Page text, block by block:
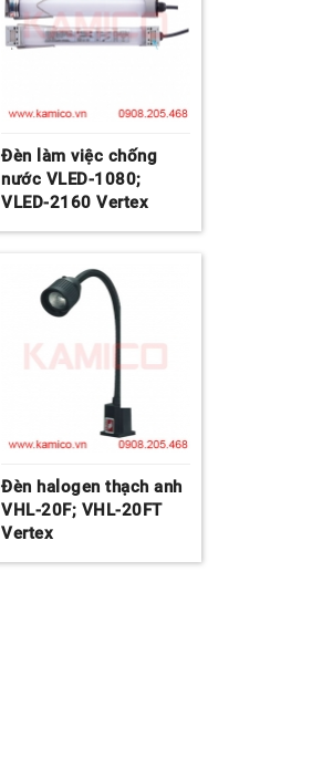
Đèn làm việc chống
nước VLED-1080;
VLED-2160 Vertex
Đèn halogen thạch anh
VHL-20F; VHL-20FT
Vertex